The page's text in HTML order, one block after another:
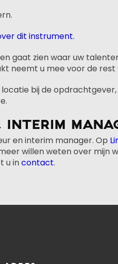
dit instrument.
gaat zien waar uw
neemt u mee voor de rest
bij de
en interim manager. Op
willen weten over mijn
u incontact.